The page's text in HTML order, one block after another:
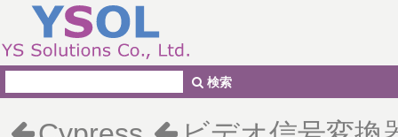
検索